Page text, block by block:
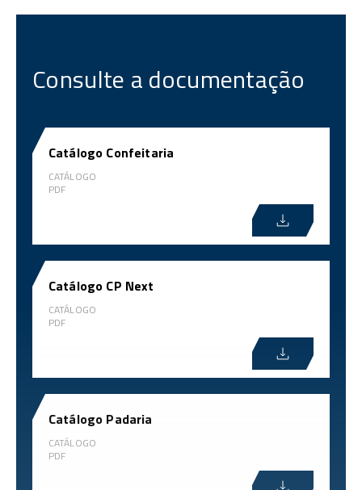
Consulte a documentação
Catálogo Confeitaria
CATÁLOGO
PDF
Catálogo CP Next
CATÁLOGO
PDF
Catálogo Padaria
CATÁLOGO
PDF